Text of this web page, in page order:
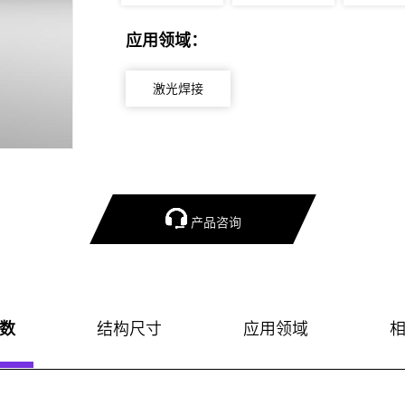
应用领域：
激光焊接
 产品咨询
结构尺寸 应用领域